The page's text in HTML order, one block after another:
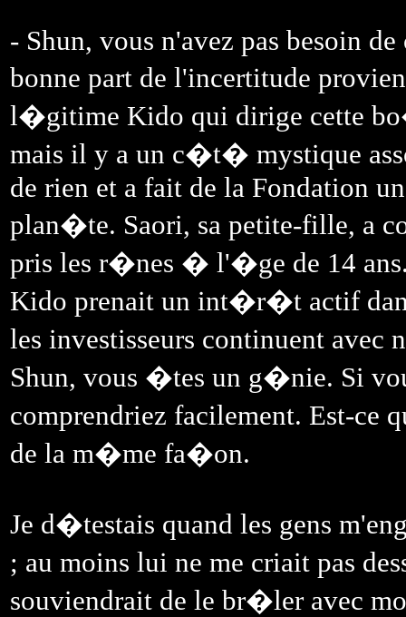
- Shun, vous n'avez pas besoin
bonne part de l'incertitude
l�gitime Kido qui dirige cette
mais il y a un c�t� mystique
de rien et a fait de la Fondation
plan�te. Saori, sa petite-fille, a
pris les r�nes � l'�ge de 14
Kido prenait un int�r�t actif
les investisseurs continuent
Shun, vous �tes un g�nie. Si
comprendriez facilement. Est-ce
de la m�me fa�on.
Je d�testais quand les gens
; au moins lui ne me criait pas
souviendrait de le br�ler avec